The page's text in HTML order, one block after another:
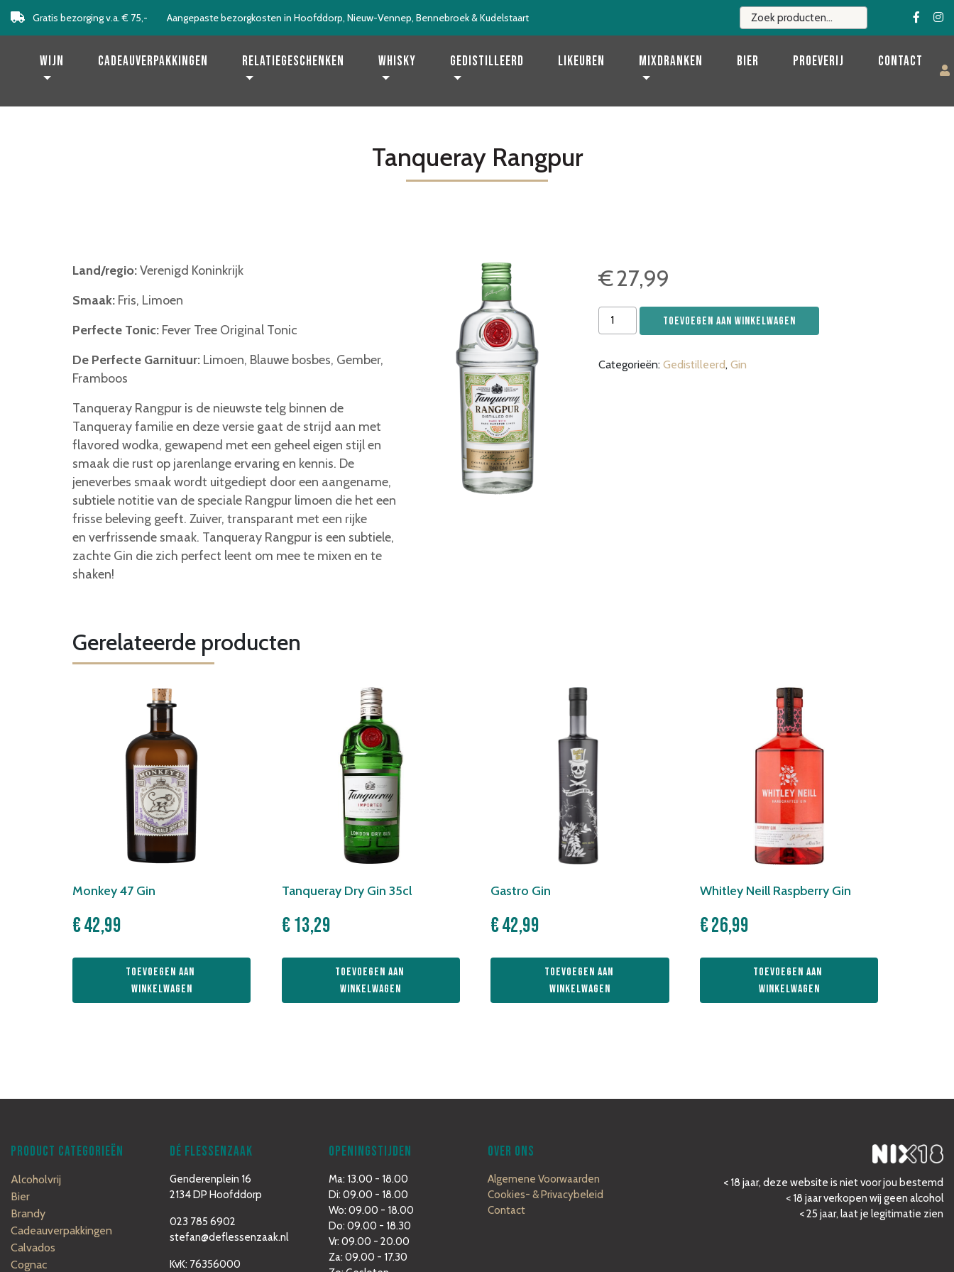
Gratis bezorging v.a. € 75,- Aangepaste bezorgkosten in Hoofddorp, Nieuw-Vennep, Bennebroek & Kudelstaart
Levering binnen 2 werkdagen!
Wijn Cadeauverpakkingen Relatiegeschenken Whisky Gedistilleerd Likeuren Mixdranken Bier Proeverij Contact
Tanqueray Rangpur
€27,99
Tanqueray
Rangpur
Toevoegen aan winkelwagen
Categorieën: Gedistilleerd, Gin
Land/regio:Verenigd Koninkrijk
Smaak: Fris, Limoen
Perfecte Tonic: Fever Tree Original Tonic
De Perfecte Garnituur: Limoen, Blauwe bosbes, Gember,
Framboos
Tanqueray Rangpur is de nieuwste telg binnen de
Tanqueray familie en deze versie gaat de strijd aan met
flavored wodka, gewapend met een geheel eigen stijl en
smaak die rust op jarenlange ervaring en kennis. De
jeneverbes smaak wordt uitgediept door een aangename,
subtiele notitie van de speciale Rangpur limoen die het een
frisse beleving geeft. Zuiver, transparant met een rijke
en verfrissende smaak. Tanqueray Rangpur is een subtiele,
zachte Gin die zich perfect leent om mee te mixen en te
shaken!
Gerelateerde producten
Monkey 47 Gin
€42,99
Toevoegen aan
winkelwagen
Tanqueray Dry Gin 35cl
€13,29
Toevoegen aan
winkelwagen
Gastro Gin
€42,99
Toevoegen aan
winkelwagen
Whitley Neill Raspberry Gin
€26,99
Toevoegen aan
winkelwagen
PRODUCT CATEGORIEËN
Alcoholvrij
Bier
Brandy
Cadeauverpakkingen
Calvados
Cognac
DÉ FLESSENZAAK
Genderenplein 16
2134 DP Hoofddorp
023 785 6902
stefan@deflessenzaak.nl
KvK: 76356000
OPENINGSTIJDEN
Ma: 13.00 - 18.00
Di: 09.00 - 18.00
Wo: 09.00 - 18.00
Do: 09.00 - 18.30
Vr: 09.00 - 20.00
Za: 09.00 - 17.30
OVER ONS
Algemene Voorwaarden
Cookies- & Privacybeleid
Contact
< 18 jaar, deze website is niet voor jou bestemd
< 18 jaar verkopen wij geen alcohol
< 25 jaar, laat je legitimatie zien